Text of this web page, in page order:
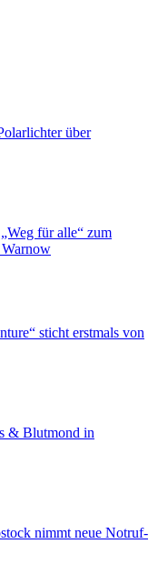
über
für alle“ zum
sticht erstmals von
& Blutmond in
nimmt neue Notruf-